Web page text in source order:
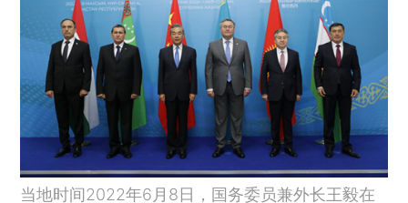
当地时间2022年6月8日，国务委员兼外长王毅在